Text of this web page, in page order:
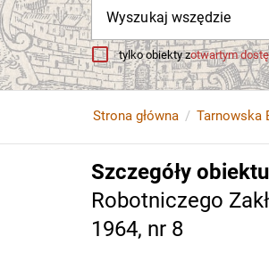
Wyszukaj wszędzie
tylko obiekty zotwartym
Strona główna Tarnowska
Szczegóły obiektu
Robotniczego
1964, nr 8